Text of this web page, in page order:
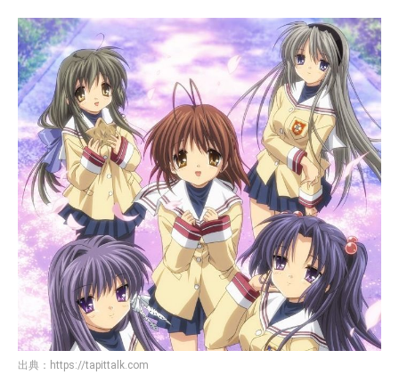
出典： https://tapittalk.com